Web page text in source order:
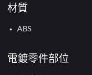
材質
ABS
電鍍零件部位